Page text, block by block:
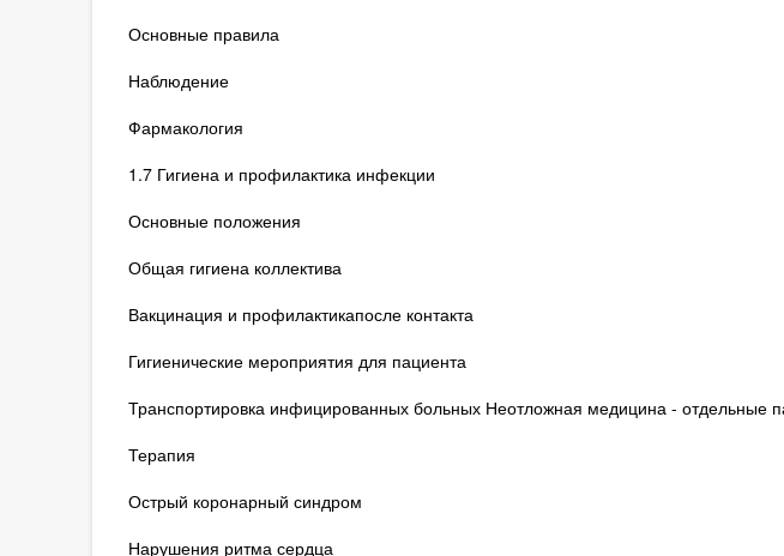
Основные правила
Наблюдение
Фармакология
1.7 Гигиена и профилактика инфекции
Основные положения
Общая гигиена коллектива
Вакцинация и профилактикапосле контакта
Гигиенические мероприятия для пациента
Транспортировка инфицированных больных Неотложная медицина - отдельные
Терапия
Острый коронарный синдром
Нарушения ритма сердца